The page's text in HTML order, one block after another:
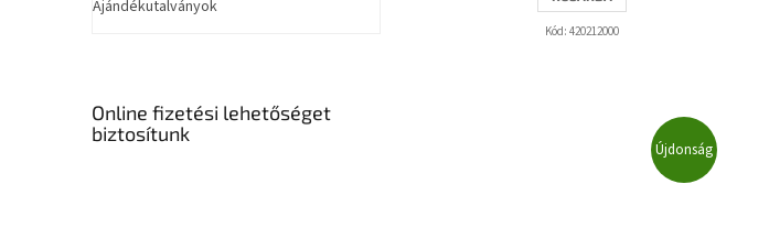
Ajándékutalványok
Online fizetési lehetőséget
biztosítunk
Kód:420212000
Újdonság